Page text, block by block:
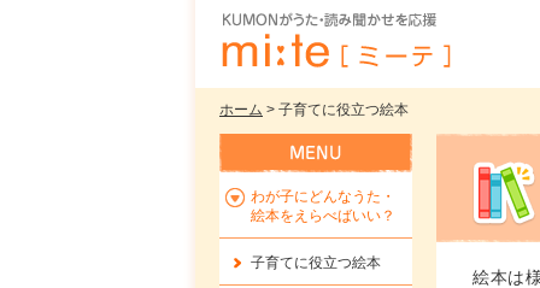
ホーム > 子育てに役立つ絵本
絵本は
わが子にどんなうた・
絵本をえらべばいい？
子育てに役立つ絵本